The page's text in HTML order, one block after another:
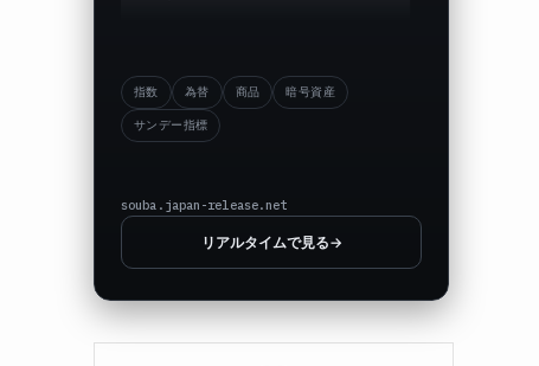
指数 為替 商品 暗号資産
サンデー指標
souba.japan-release.net
リアルタイムで見る→